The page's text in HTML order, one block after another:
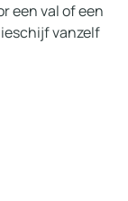
een val of een
vanzelf